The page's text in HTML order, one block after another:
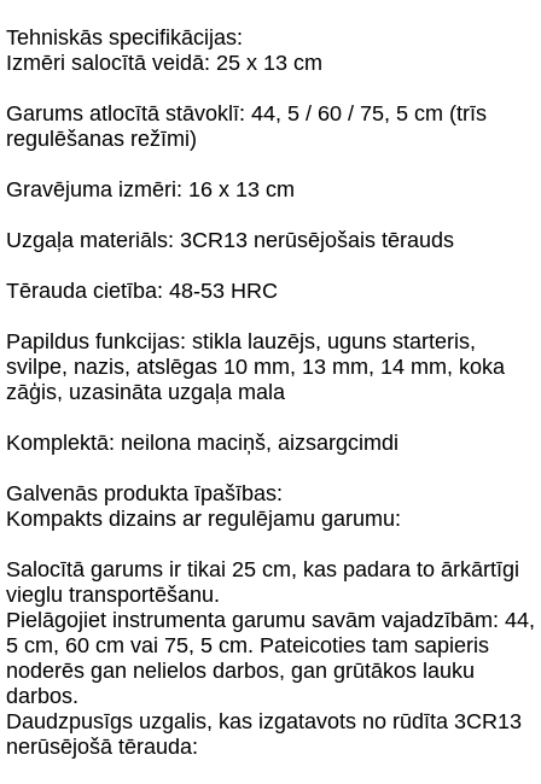
Tehniskās specifikācijas:
Izmēri salocītā veidā: 25 x 13 cm
Garums atlocītā stāvoklī: 44, 5 / 60 / 75, 5 cm (trīs
regulēšanas režīmi)
Gravējuma izmēri: 16 x 13 cm
Uzgaļa materiāls: 3CR13 nerūsējošais tērauds
Tērauda cietība: 48-53 HRC
Papildus funkcijas: stikla lauzējs, uguns starteris,
svilpe, nazis, atslēgas 10 mm, 13 mm, 14 mm, koka
zāģis, uzasināta uzgaļa mala
Komplektā: neilona maciņš, aizsargcimdi
Galvenās produkta īpašības:
Kompakts dizains ar regulējamu garumu:
Salocītā garums ir tikai 25 cm, kas padara to ārkārtīgi
vieglu transportēšanu.
Pielāgojiet instrumenta garumu savām vajadzībām: 44,
5 cm, 60 cm vai 75, 5 cm. Pateicoties tam sapieris
noderēs gan nelielos darbos, gan grūtākos lauku
darbos.
Daudzpusīgs uzgalis, kas izgatavots no rūdīta 3CR13
nerūsējošā tērauda: